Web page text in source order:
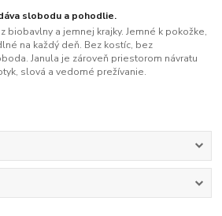
slobodu a pohodlie.
biobavlny a jemnej krajky. Jemné k pokožke,
na každý deň. Bez kostíc, bez
Janula je zároveň priestorom návratu
slová a vedomé prežívanie.